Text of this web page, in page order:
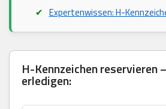
Expertenwissen: H-
H-Kennzeichen reservieren
erledigen: